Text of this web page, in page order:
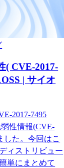
( CVE-2017-
| サイオ
2017-7495
弱性情報(CVE-
した。今回はこ
ィストリビュー
単にまとめて